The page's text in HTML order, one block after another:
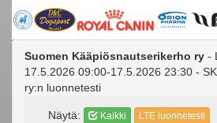
Suomen Kääpiösnautserikerho ry -
17.5.2026 09:00-17.5.2026 23:30 -
ry:n luonnetesti
Näytä: Kaikki LTE luonnetesti